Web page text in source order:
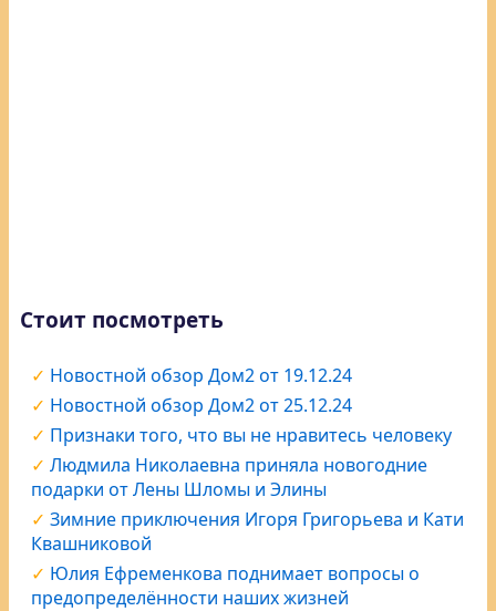
Стоит посмотреть
Новостной обзор Дом2 от 19.12.24
Новостной обзор Дом2 от 25.12.24
Признаки того, что вы не нравитесь человеку
Людмила Николаевна приняла новогодние
подарки от Лены Шломы и Элины
Зимние приключения Игоря Григорьева и Кати
Квашниковой
Юлия Ефременкова поднимает вопросы о
предопределённости наших жизней